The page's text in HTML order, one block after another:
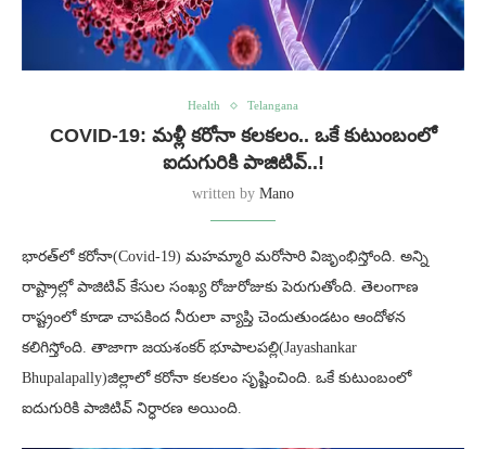
Health Telangana
COVID-19: మళ్లీ కరోనా కలకలం.. ఒకే కుటుంబంలో
ఐదుగురికి పాజిటివ్..!
written by Mano
భారత్‌లో కరోనా(Covid-19) మహమ్మారి మరోసారి విజృంభిస్తోంది. అన్ని
రాష్ట్రాల్లో పాజిటివ్ కేసుల సంఖ్య రోజురోజుకు పెరుగుతోంది. తెలంగాణ
రాష్ట్రంలో కూడా చాపకింద నీరులా వ్యాప్తి చెందుతుండటం ఆందోళన
కలిగిస్తోంది. తాజాగా జయశంకర్ భూపాలపల్లి(Jayashankar
Bhupalapally)జిల్లాలో కరోనా కలకలం సృష్టించింది. ఒకే కుటుంబంలో
ఐదుగురికి పాజిటివ్ నిర్ధారణ అయింది.